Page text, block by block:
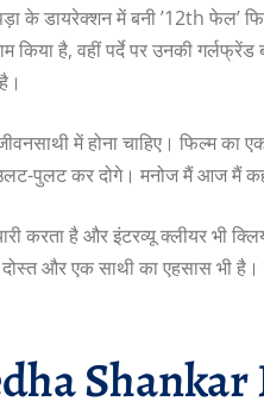
के डायरेक्शन में बनी ’12th फेल’
है, वहीं पर्दे पर उनकी
में होना चाहिए। फिल्‍म का
उलट-पुलट कर दोगे। मनोज मैं आज मैं
करता है और इंटरव्‍यू क्‍लीयर भी
दोस्‍त और एक साथी का एहसास भी